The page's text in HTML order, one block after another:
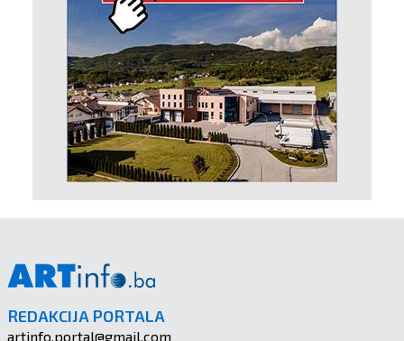
REDAKCIJA PORTALA
artinfo.portal@gmail.com